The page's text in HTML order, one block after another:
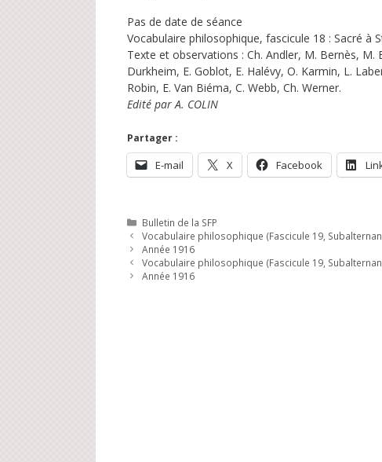
Pas de date de séance
Vocabulaire philosophique, fascicule 18 : Sacré à
Texte et observations : Ch. Andler, M. Bernès, M.
Durkheim, E. Goblot, E. Halévy, O. Karmin, L.
Robin, E. Van Biéma, C. Webb, Ch. Werner.
Edité par A. COLIN
Partager :
E-mail X Facebook
Catégories
Bulletin de la SFP
Vocabulaire philosophique (Fascicule 19,
Année 1916
Vocabulaire philosophique (Fascicule 19,
Année 1916